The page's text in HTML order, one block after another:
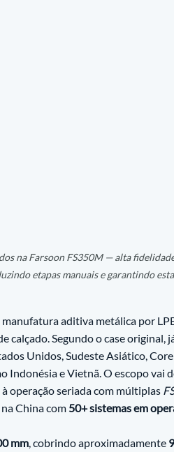
na Farsoon FS350M — alta
etapas manuais e garantindo
manufatura aditiva metálica por
calçado. Segundo o case original,
Unidos, Sudeste Asiático,
Indonésia e Vietnã. O escopo
operação seriada com múltiplas
China com 50+ sistemas em
mm , cobrindo aproximadamente